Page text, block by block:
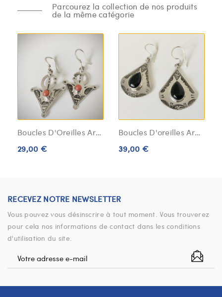
Parcourez la collection de nos produits
de la même catégorie
Boucles D'Oreilles Argent Massif Fibule Berbère
29,00 €
Boucles D'oreilles Argent Massif Onyx Noir
39,00 €
RECEVEZ NOTRE NEWSLETTER
Vous pouvez vous désinscrire à tout moment. Vous trouverez
pour cela nos informations de contact dans les conditions
d'utilisation du site.